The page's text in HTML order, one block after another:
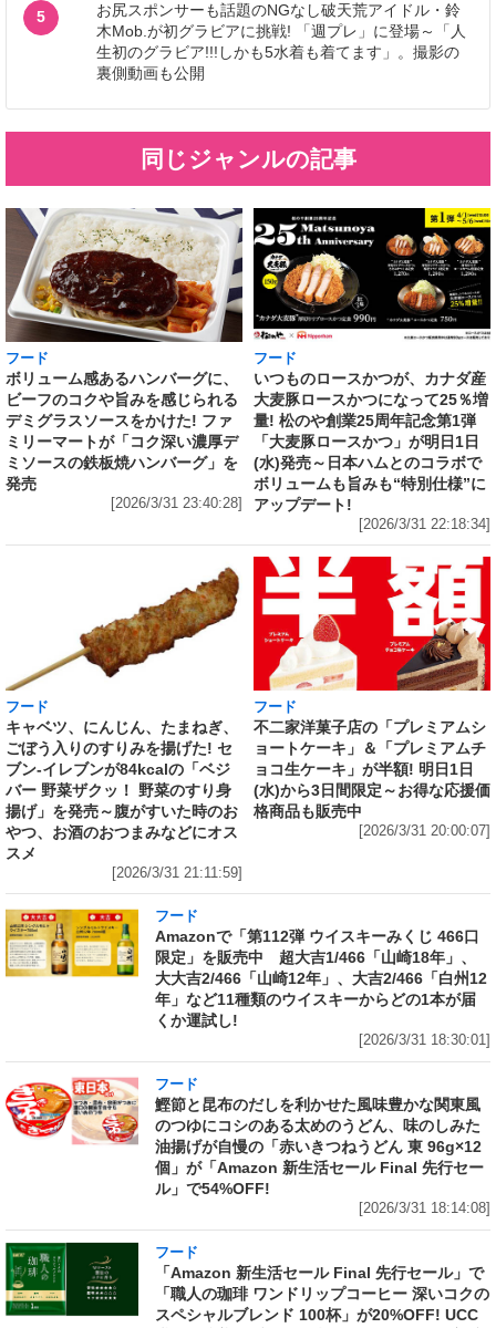
5
お尻スポンサーも話題のNGなし破天荒アイドル・鈴
木Mob.が初グラビアに挑戦! 「週プレ」に登場～「人
生初のグラビア!!!しかも5水着も着てます」。撮影の
裏側動画も公開
同じジャンルの記事
フード
ボリューム感あるハンバーグに、
ビーフのコクや旨みを感じられる
デミグラスソースをかけた! ファ
ミリーマートが「コク深い濃厚デ
ミソースの鉄板焼ハンバーグ」を
発売
[2026/3/31 23:40:28]
フード
いつものロースかつが、カナダ産
大麦豚ロースかつになって25％増
量! 松のや創業25周年記念第1弾
「大麦豚ロースかつ」が明日1日
(水)発売～日本ハムとのコラボで
ボリュームも旨みも“特別仕様”に
アップデート!
[2026/3/31 22:18:34]
フード
キャベツ、にんじん、たまねぎ、
ごぼう入りのすりみを揚げた! セ
ブン‐イレブンが84kcalの「ベジ
バー 野菜ザクッ！ 野菜のすり身
揚げ」を発売～腹がすいた時のお
やつ、お酒のおつまみなどにオス
スメ
[2026/3/31 21:11:59]
フード
不二家洋菓子店の「プレミアムシ
ョートケーキ」＆「プレミアムチ
ョコ生ケーキ」が半額! 明日1日
(水)から3日間限定～お得な応援価
格商品も販売中
[2026/3/31 20:00:07]
フード
Amazonで「第112弾 ウイスキーみくじ 466口
限定」を販売中 超大吉1/466「山崎18年」、
大大吉2/466「山崎12年」、大吉2/466「白州12
年」など11種類のウイスキーからどの1本が届
くか運試し!
[2026/3/31 18:30:01]
フード
鰹節と昆布のだしを利かせた風味豊かな関東風
のつゆにコシのある太めのうどん、味のしみた
油揚げが自慢の「赤いきつねうどん 東 96g×12
個」が「Amazon 新生活セール Final 先行セー
ル」で54%OFF!
[2026/3/31 18:14:08]
フード
「Amazon 新生活セール Final 先行セール」で
「職人の珈琲 ワンドリップコーヒー 深いコクの
スペシャルブレンド 100杯」が20%OFF! UCC